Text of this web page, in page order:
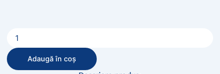
Cheile
Cibului
apa
de
Adaugă în coș